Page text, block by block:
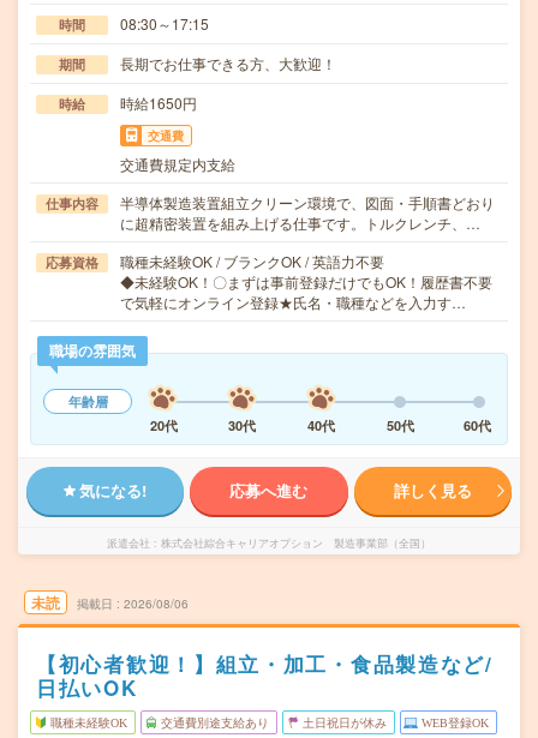
時間 08:30～17:15
期間 長期でお仕事できる方、大歓迎！
時給 時給1650円
交通費
交通費規定内支給
仕事内容
半導体製造装置組立クリーン環境で、図面・手順書どおり
に超精密装置を組み上げる仕事です。トルクレンチ、…
応募資格
職種未経験OK / ブランクOK / 英語力不要
◆未経験OK！〇まずは事前登録だけでもOK！履歴書不要
で気軽にオンライン登録★氏名・職種などを入力す…
職場の雰囲気
年齢層
20代
30代 40代 50代 60代
気になる! 応募へ進む 詳しく見る
派遣会社 株式会社綜合キャリアオプション 製造事業部（全国）
未読 掲載日 2026/08/06
【初心者歓迎！】組立・加工・食品製造など/
日払いOK
職種未経験OK 交通費別途支給あり 土日祝日が休み WEB登録OK